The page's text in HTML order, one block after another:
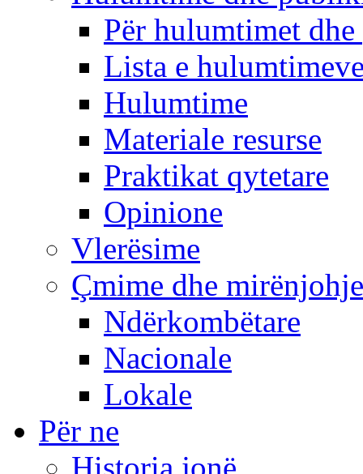
Për hulumtimet
Lista e
Hulumtime
Materiale resurse
Praktikat qytetare
Opinione
Vlerësime
Çmime dhe mirënjohje
Ndërkombëtare
Nacionale
Lokale
Për ne
Historia jonë